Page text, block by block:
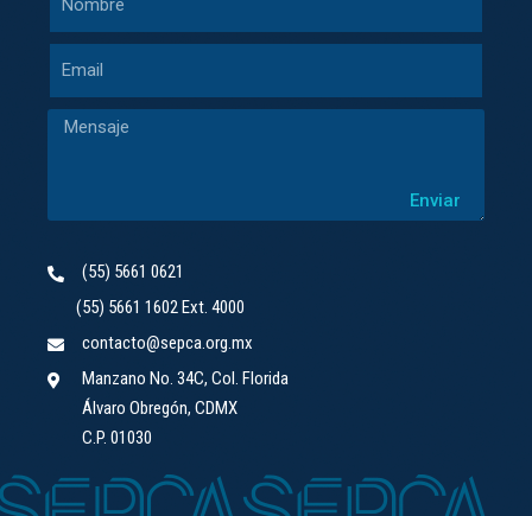
Enviar
(55) 5661 0621
(55) 5661 1602 Ext. 4000
contacto@sepca.org.mx
Manzano No. 34C, Col. Florida
Álvaro Obregón, CDMX
C.P. 01030